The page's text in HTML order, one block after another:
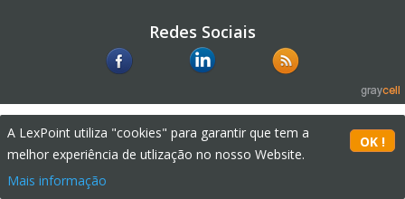
Redes Sociais
A LexPoint utiliza "cookies" para garantir que tem a
melhor experiência de utlização no nosso Website.
Mais informação